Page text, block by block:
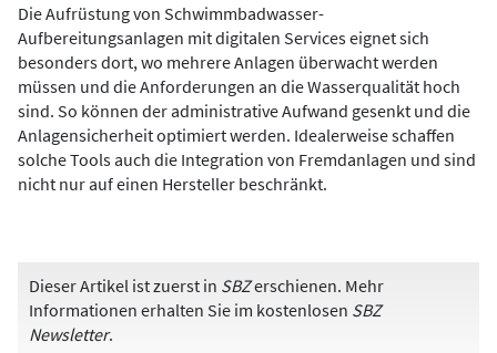
Die Aufrüstung von Schwimmbadwasser-
Aufbereitungsanlagen mit digitalen Services eignet sich
besonders dort, wo mehrere Anlagen überwacht werden
müssen und die Anforderungen an die Wasserqualität hoch
sind. So können der administrative Aufwand gesenkt und die
Anlagensicherheit optimiert werden. Idealerweise schaffen
solche Tools auch die Integration von Fremdanlagen und sind
nicht nur auf einen Hersteller beschränkt.
Dieser Artikel ist zuerst in SBZerschienen. Mehr
Informationen erhalten Sie im kostenlosen SBZ
Newsletter.